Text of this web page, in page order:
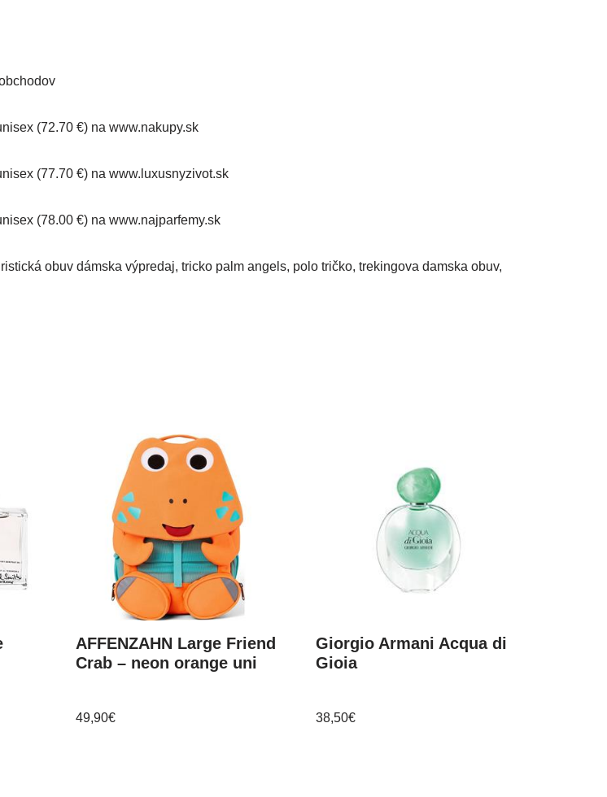
(72.70 €) na www.nakupy.sk
(77.70 €) na www.luxusnyzivot.sk
(78.00 €) na www.najparfemy.sk
obuv dámska výpredaj, tricko palm angels, polo tričko, trekingova damska obuv,
AFFENZAHN Large Friend
Crab – neon orange uni
49,90€
Giorgio Armani Acqua di
Gioia
38,50€